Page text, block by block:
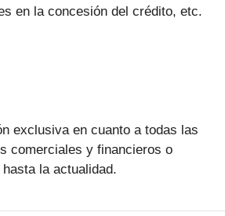
en la concesión del crédito, etc.
exclusiva en cuanto a todas las
comerciales y financieros o
la actualidad.